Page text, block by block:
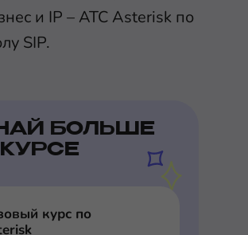
и IP – АТС Asterisk по
SIP.
БОЛЬШЕ
курс по